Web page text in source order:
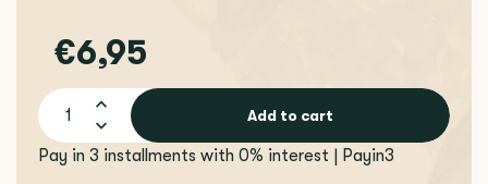
€6,95
Add to cart
Pay in 3 installments with 0% interest | Payin3